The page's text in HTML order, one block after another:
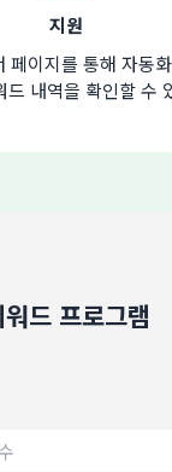
지원
페이지를 통해 자동
드 내역을 확인할 수
워드 프로그램